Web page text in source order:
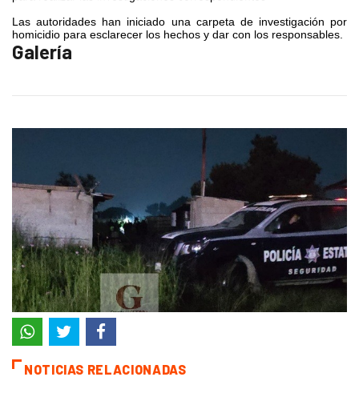
Las autoridades han iniciado una carpeta de investigación por
homicidio para esclarecer los hechos y dar con los responsables.
Galería
NOTICIAS RELACIONADAS